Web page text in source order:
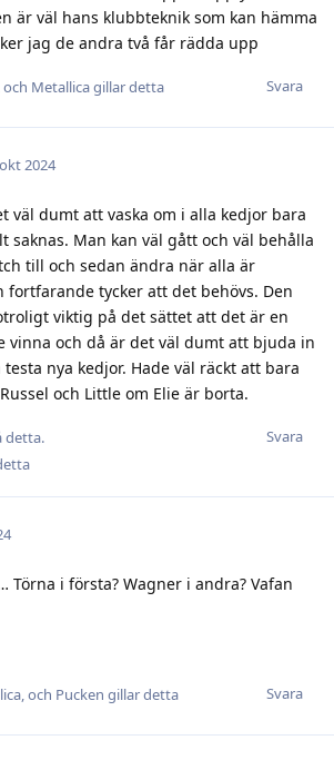
är väl hans klubbteknik som kan hämma
jag de andra två får rädda upp
Svara
, och Metallicagillar detta
2024
väl dumt att vaska om i alla kedjor bara
saknas. Man kan väl gått och väl behålla
till och sedan ändra när alla är
tycker att det behövs. Den
viktig på det sättet att det är en
vinna och då är det väl dumt att bjuda in
nya kedjor. Hade väl räckt att bara
och Little om Elie är borta.
Svara
detta.
Törna i första? Wagner i andra? Vafan
Svara
, och Pucken gillar detta